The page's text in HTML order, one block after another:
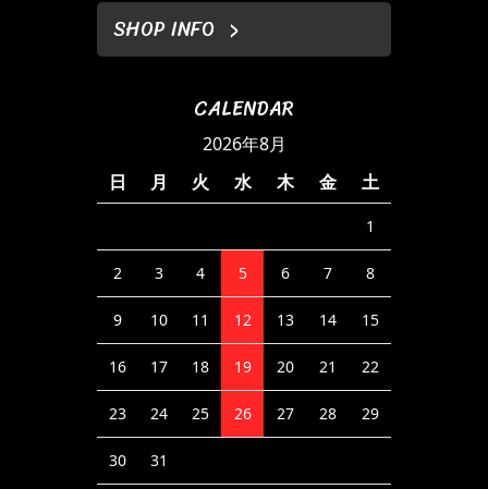
SHOP INFO
CALENDAR
2026年8月
日
月 火 水 木 金 土
1
2 3 4 5 6 7 8
9 10 11 12 13 14 15
16 17 18 19 20 21 22
23 24 25 26 27 28 29
30 31